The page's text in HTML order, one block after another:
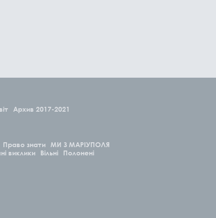
Архив 2017-2021
Право знати
МИ З МАРІУПОЛЯ
виклики Вільні Полонені